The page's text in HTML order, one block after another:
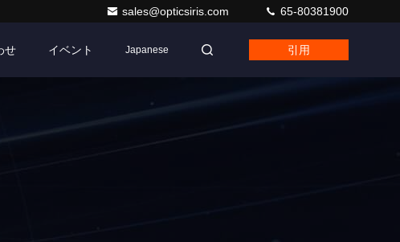
sales@opticsiris.com 65-80381900
せ イベント Japanese 引用